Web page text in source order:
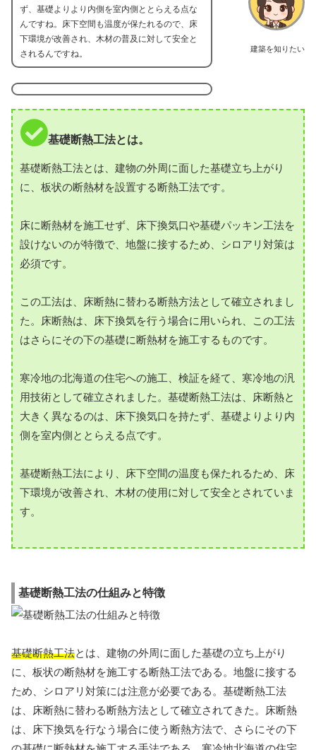
建築を知りたい
ず、基礎よりより内側を室内側ととらえる点な
んですね。床下空間も温度が保たれるので、床
下環境が改善され、木材の普及に対して安全と
されるんですね。
基礎断熱工法とは。
基礎断熱工法とは、建物の外周に面した基礎立ち上がり
に、板状の断熱材を設置する断熱工法です。
床に断熱材を施工せず、床下換気口や基礎パッキン工法を
設けないのが特徴で、地盤に接するため、シロアリ対策は
必須です。
この工法は、床断熱に替わる断熱方法として確立されまし
た。床断熱は、床下換気を行う場合に用いられ、この工法
はさらにその下の基礎に断熱材を施工するものです。
寒冷地の北海道の住宅への施工、検証を経て、寒冷地の汎
用技術として確立されました。基礎断熱工法は、床断熱と
大きく異なるのは、床下換気口を持たず、基礎よりより内
側を室内側ととらえる点です。
基礎断熱工法により、床下空間の温度も保たれるため、床
下環境が改善され、木材の使用に対して安全とされていま
す。
基礎断熱工法の仕組みと特徴
基礎断熱工法とは、建物の外周に面した基礎の立ち上がり
に、板状の断熱材を施工する断熱工法である。地盤に接する
ため、シロアリ対策には注意が必要である。基礎断熱工法
は、床断熱に替わる断熱方法として確立されてきた。床断熱
は、床下換気を行なう場合に使う断熱方法で、さらにその下